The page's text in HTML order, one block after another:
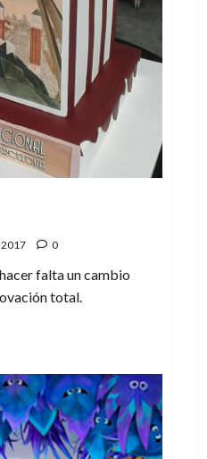
2017 0
falta un cambio
total.